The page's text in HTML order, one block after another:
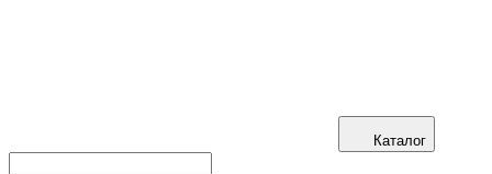
Каталог